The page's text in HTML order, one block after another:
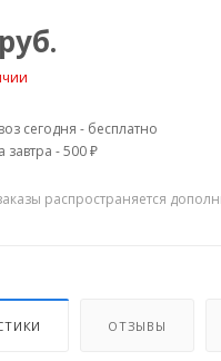
руб.
сегодня - бесплатно
завтра - 500 ₽
распространяется
ОТЗЫВЫ